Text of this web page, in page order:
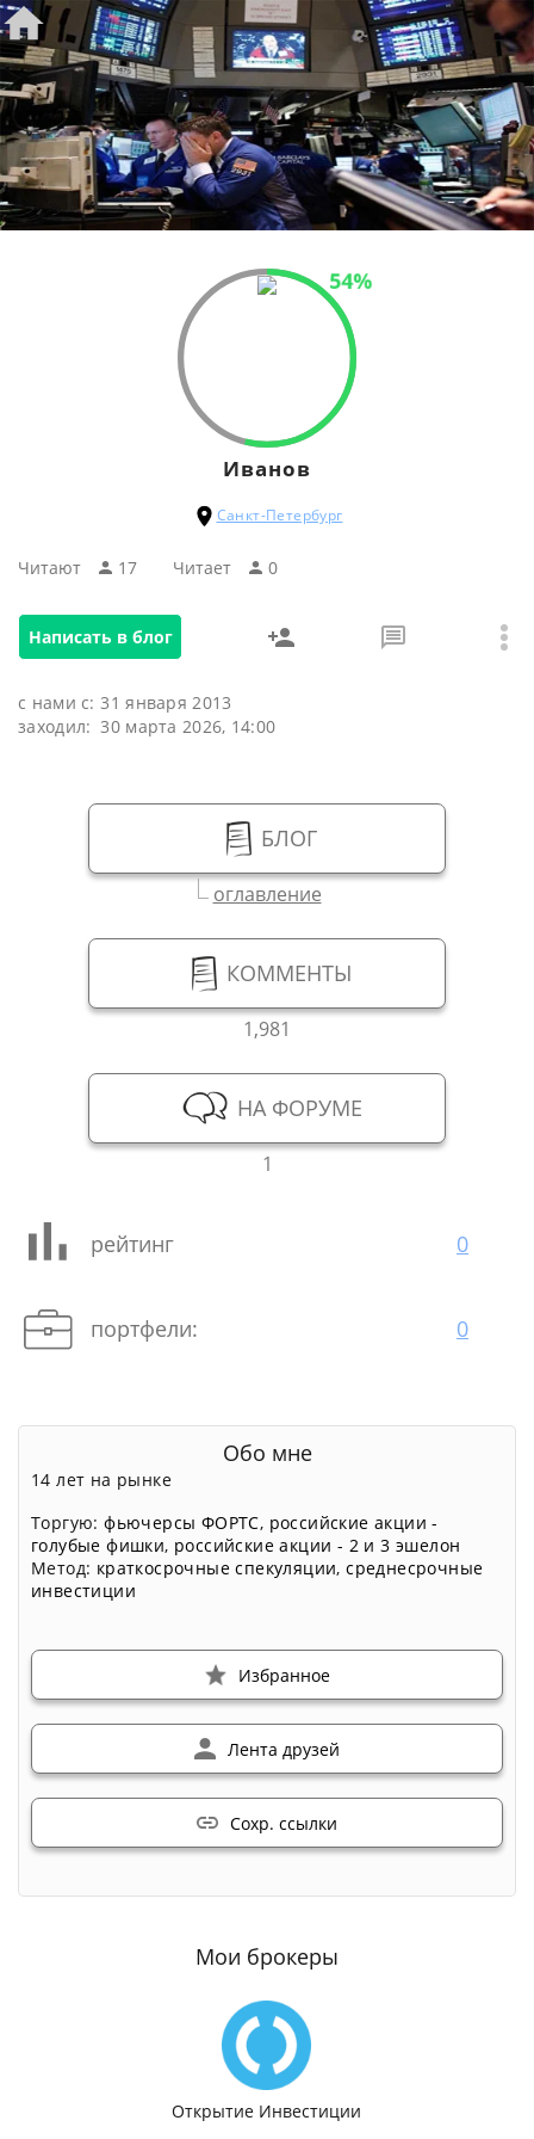
54%
Иванов
Санкт-Петербург
Читают 17 Читаeт 0
Написать в блог
с нами с: 31 января 2013
заходил: 30 марта 2026, 14:00
БЛОГ
оглавление
КОММЕНТЫ
1,981
НА ФОРУМЕ
1
рейтинг 0
портфели: 0
Обо мне
14 лет на рынке
Торгую:фьючерсы ФОРТС, российские акции -
голубые фишки, российские акции - 2 и 3 эшелон
Метод: краткосрочные спекуляции,среднесрочные
инвестиции
Избранное
Лента друзей
Сохр. ссылки
Мои брокеры
Открытие Инвестиции